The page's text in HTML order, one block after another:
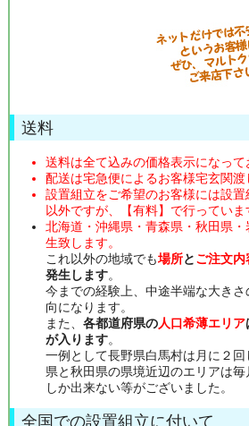
送料
送料は全て込みの価格表示になって
配送は宅急便によるお客様宅玄関渡
設置組立をご希望のお客様には設
以外ですが、【有料】で行っていま
北海道・沖縄県・青森県・秋田県
生致します。
これ以外の地域でも場所とご注文内
発生します。
今までの経験上、中途半端な大き
向になります。
また、 各都道府県の人口希薄エリア
が入ります。
一例として長野県白馬村は月に２
県と秋田県の県境近辺のエリアは
しか出来ない等がございました。
全国での設置組立に付いて